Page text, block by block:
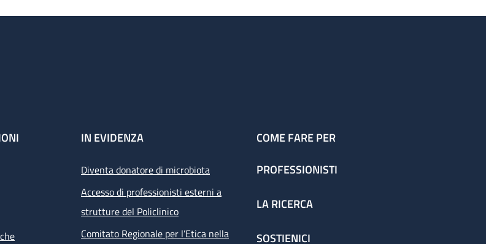
IN EVIDENZA
Diventa donatore di microbiota
Accesso di professionisti esterni a
strutture del Policlinico
Comitato Regionale per l’Etica nella
COME FARE PER
PROFESSIONISTI
LA RICERCA
SOSTIENICI